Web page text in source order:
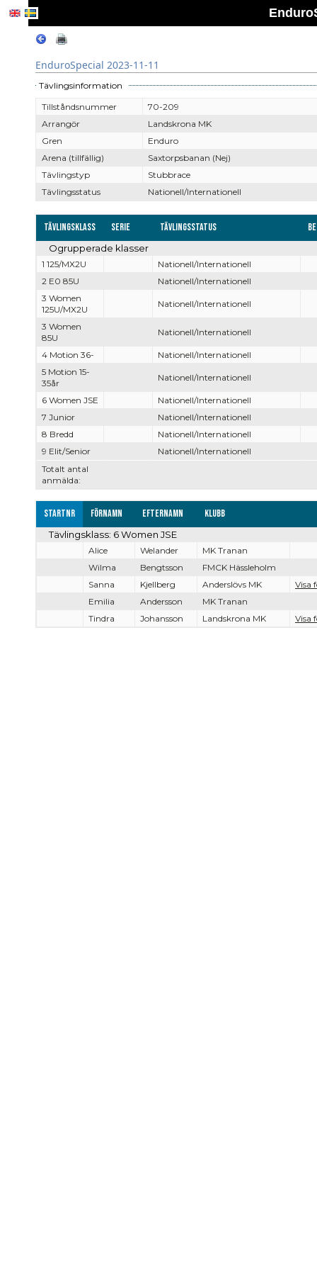
EnduroSpecial 2023-11-11
Tävlingsinformation
Tillståndsnummer
70-209
Arrangör
Landskrona MK
Gren
Enduro
Arena (tillfällig)
Saxtorpsbanan (Nej)
Tävlingstyp
Stubbrace
Tävlingsstatus
Nationell/Internationell
Tävlingsklass Serie Tävlingsstatus
Totalt antal
anmälda:
Ogrupperade klasser
1 125/MX2U
Nationell/Internationell
2 E0 85U
Nationell/Internationell
3 Women
125U/MX2U
Nationell/Internationell
3 Women
85U
Nationell/Internationell
4 Motion 36-
Nationell/Internationell
5 Motion 15-
35år
Nationell/Internationell
6 Women JSE
Nationell/Internationell
7 Junior
Nationell/Internationell
8 Bredd
Nationell/Internationell
9 Elit/Senior
Nationell/Internationell
Startnr Förnamn Efternamn Klubb
Tävlingsklass: 6 Women JSE
Alice Welander
MK Tranan
Wilma
Bengtsson
FMCK Hässleholm
Sanna
Kjellberg Anderslövs MK
Visa
Emilia
Andersson
MK Tranan
Tindra
Johansson Landskrona MK Visa